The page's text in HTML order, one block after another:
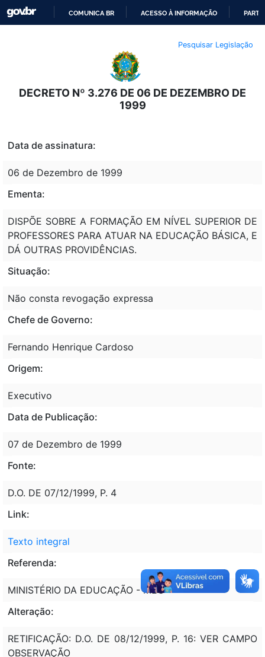
O
CONTEÚDO
COMUNICA BR ACESSO À INFORMAÇÃO
Pesquisar Legislação
DECRETO Nº 3.276 DE 06 DE DEZEMBRO DE
1999
Data de assinatura:
06 de Dezembro de 1999
Ementa:
DISPÕE SOBRE A FORMAÇÃO EM NÍVEL SUPERIOR DE
PROFESSORES PARA ATUAR NA EDUCAÇÃO BÁSICA, E
DÁ OUTRAS PROVIDÊNCIAS.
Situação:
Não consta revogação expressa
Chefe de Governo:
Fernando Henrique Cardoso
Origem:
Executivo
Data de Publicação:
07 de Dezembro de 1999
Fonte:
D.O. DE 07/12/1999, P. 4
Link:
Texto integral
Referenda:
MINISTÉRIO DA EDUCAÇÃO - MEC
Alteração:
RETIFICAÇÃO: D.O. DE 08/12/1999, P. 16: VER CAMPO
OBSERVAÇÃO